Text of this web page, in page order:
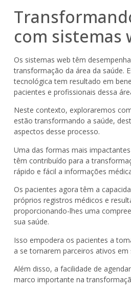
com sistemas
Os sistemas web têm
transformação da área da saúde.
tecnológica tem resultado em
pacientes e profissionais dessa
Neste contexto, exploraremos
estão transformando a saúde,
aspectos desse processo.
Uma das formas mais
têm contribuído para a
rápido e fácil a informações
Os pacientes agora têm a
próprios registros médicos e
proporcionando-lhes uma
sua saúde.
Isso empodera os pacientes a
a se tornarem parceiros ativos em
Além disso, a facilidade de
marco importante na